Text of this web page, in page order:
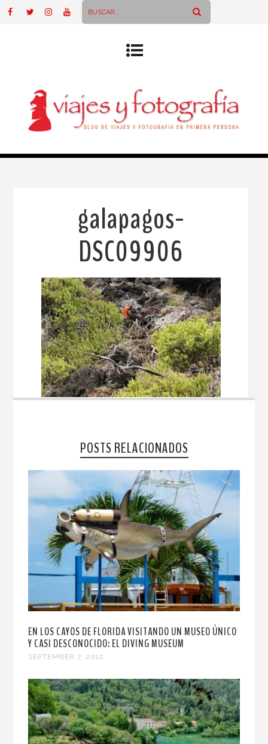
galapagos-
DSC09906
POSTS RELACIONADOS
EN LOS CAYOS DE FLORIDA VISITANDO UN MUSEO ÚNICO
Y CASI DESCONOCIDO: EL DIVING MUSEUM
SEPTEMBER 7, 2012